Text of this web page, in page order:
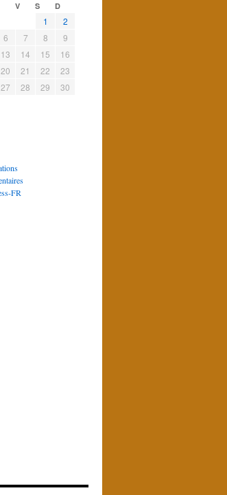
V S D
1
2
6 7 8
9
13 14 15
16
20 21 22
23
27 28 29
30
FR